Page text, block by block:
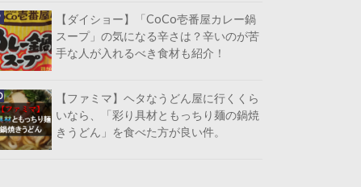
【ダイショー】「CoCo壱番屋カレー鍋
スープ」の気になる辛さは？辛いのが苦
手な人が入れるべき食材も紹介！
【ファミマ】ヘタなうどん屋に行くくら
いなら、「彩り具材ともっちり麺の鍋焼
きうどん」を食べた方が良い件。